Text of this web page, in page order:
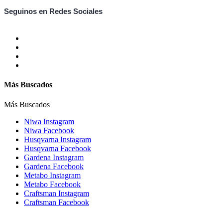
Seguinos en Redes Sociales
Más Buscados
Más Buscados
Niwa Instagram
Niwa Facebook
Husqvarna Instagram
Husqvarna Facebook
Gardena Instagram
Gardena Facebook
Metabo Instagram
Metabo Facebook
Craftsman Instagram
Craftsman Facebook